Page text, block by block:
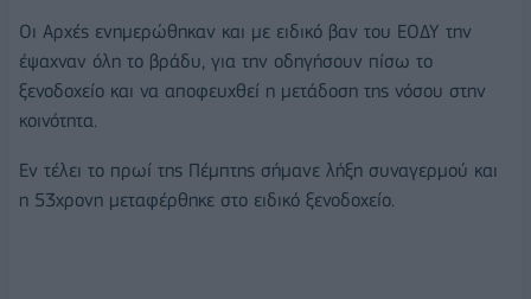
Οι Αρχές ενημερώθηκαν και με ειδικό βαν του ΕΟΔΥ την
έψαχναν όλη το βράδυ, για την οδηγήσουν πίσω το
ξενοδοχείο και να αποφευχθεί η μετάδοση της νόσου στην
κοινότητα.
Εν τέλει το πρωί της Πέμπτης σήμανε λήξη συναγερμού και
η 53χρονη μεταφέρθηκε στο ειδικό ξενοδοχείο.